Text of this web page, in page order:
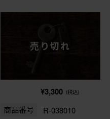
売り切れ
¥3,300 (税込)
商品番号 R-038010